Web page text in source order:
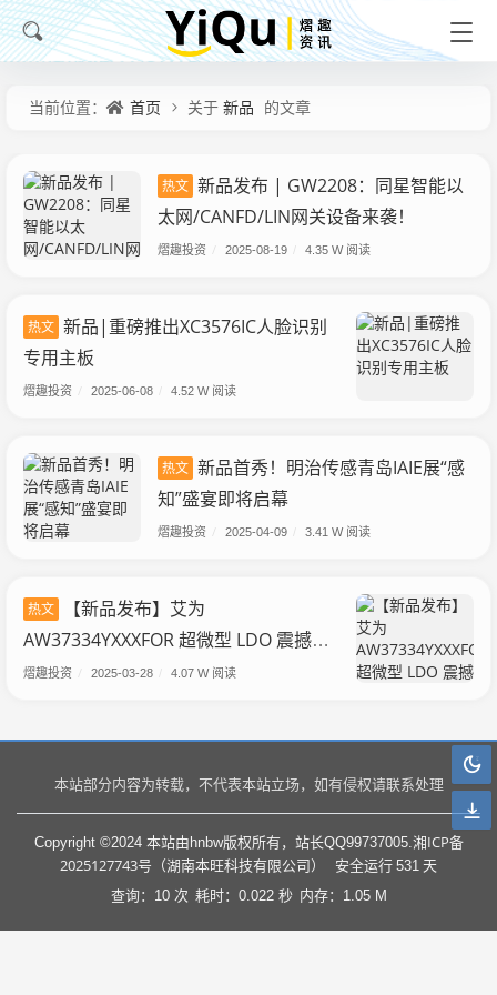
当前位置： 首页 关于 新品 的文章
热文 新品发布 | GW2208：同星智能以
太网/CANFD/LIN网关设备来袭！
熠趣投资 2025-08-19 4.35 W 阅读
热文 新品|重磅推出XC3576IC人脸识别
专用主板
熠趣投资 2025-06-08 4.52 W 阅读
热文 新品首秀！明治传感青岛IAIE展“感
知”盛宴即将启幕
熠趣投资 2025-04-09 3.41 W 阅读
热文
【新品发布】艾为
AW37334YXXXFOR 超微型 LDO 震撼登
场！
熠趣投资 2025-03-28 4.07 W 阅读
本站部分内容为转载，不代表本站立场，如有侵权请联系处理
Copyright ©2024 本站由hnbw版权所有，站长QQ99737005. 湘ICP备
2025127743号（湖南本旺科技有限公司）
安全运行 531 天
查询：10 次 耗时：0.022 秒 内存：1.05 M